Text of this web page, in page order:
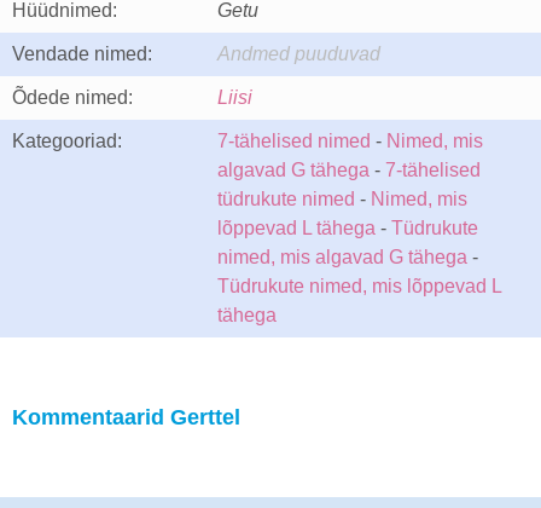
Hüüdnimed: Getu
Vendade nimed: Andmed puuduvad
Õdede nimed: Liisi
Kategooriad: 7-tähelised nimed - Nimed, mis
algavad G tähega - 7-tähelised
tüdrukute nimed - Nimed, mis
lõppevad L tähega - Tüdrukute
nimed, mis algavad G tähega -
Tüdrukute nimed, mis lõppevad L
tähega
Kommentaarid Gerttel